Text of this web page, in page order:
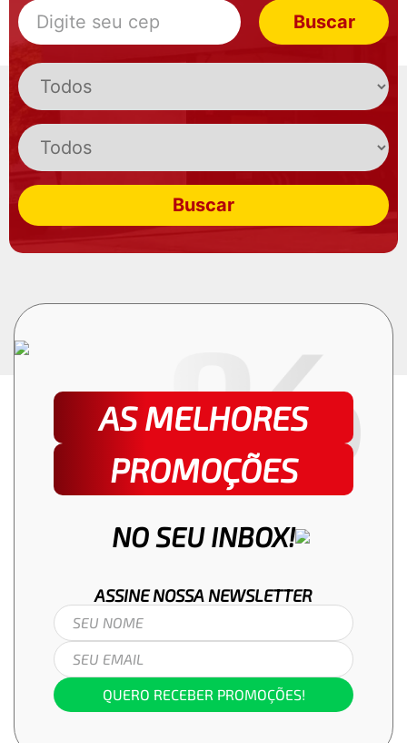
Buscar
Buscar
AS MELHORES
PROMOÇÕES
NO SEU INBOX!
ASSINE NOSSA NEWSLETTER
QUERO RECEBER PROMOÇÕES!